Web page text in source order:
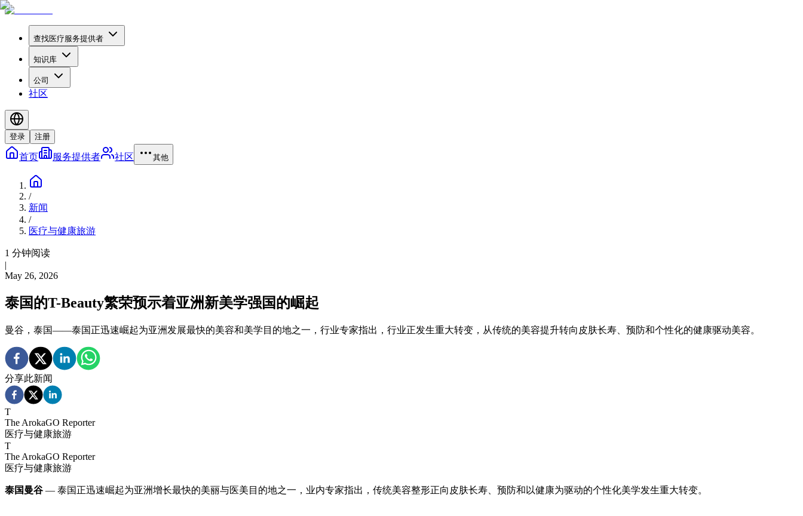
查找医疗服务提供者
知识库
公司
社区
登录 注册
首页 服务提供者 社区 其他
/
新闻
/
医疗与健康旅游
1 分钟阅读
|
May 26, 2026
泰国的T-Beauty繁荣预示着亚洲新美学强国的崛起
曼谷，泰国——泰国正迅速崛起为亚洲发展最快的美容和美学目的地之一，行业专家指出，行业正发生重大转变，从传统的美容提升转向皮肤长寿、预防和个性化的健康驱动美容。
分享此新闻
T
The ArokaGO Reporter
医疗与健康旅游
T
The ArokaGO Reporter
医疗与健康旅游
泰国曼谷 — 泰国正迅速崛起为亚洲增长最快的美丽与医美目的地之一，业内专家指出，传统美容整形正向皮肤长寿、预防和以健康为驱动的个性化美学发生重大转变。